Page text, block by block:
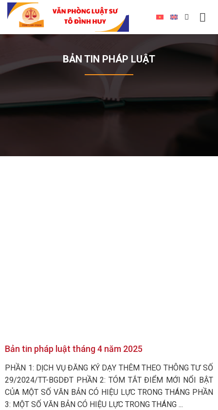
BẢN TIN PHÁP LUẬT
Bản tin pháp luật tháng 4 năm 2025
PHẦN 1: DỊCH VỤ ĐĂNG KÝ DẠY THÊM THEO THÔNG TƯ SỐ
29/2024/TT-BGDĐT PHẦN 2: TÓM TẮT ĐIỂM MỚI NỔI BẬT
CỦA MỘT SỐ VĂN BẢN CÓ HIỆU LỰC TRONG THÁNG PHẦN
3: MỘT SỐ VĂN BẢN CÓ HIỆU LỰC TRONG THÁNG ...